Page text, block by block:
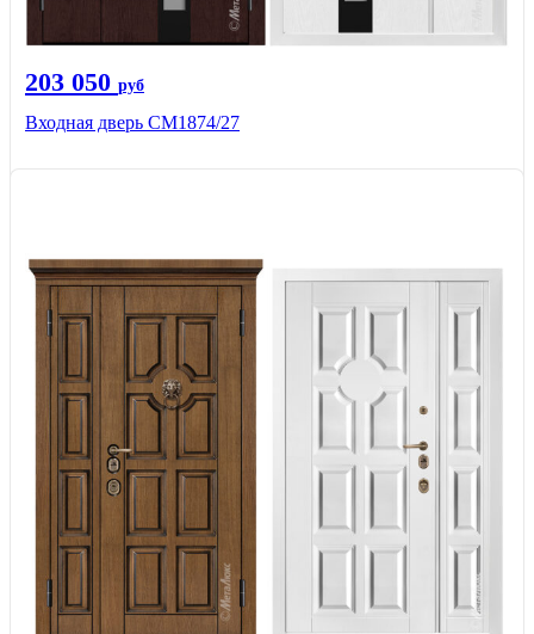
203 050 руб
Входная дверь СМ1874/27